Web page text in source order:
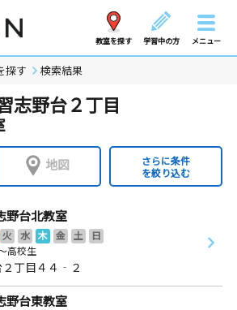
教室を探す 学習中の方 メニュー
探す 検索結果
志野台２丁目
地図
さらに条件
を絞り込む
野台北教室
火 水 木 金 土
日
高校生
丁目４４‐２
野台東教室